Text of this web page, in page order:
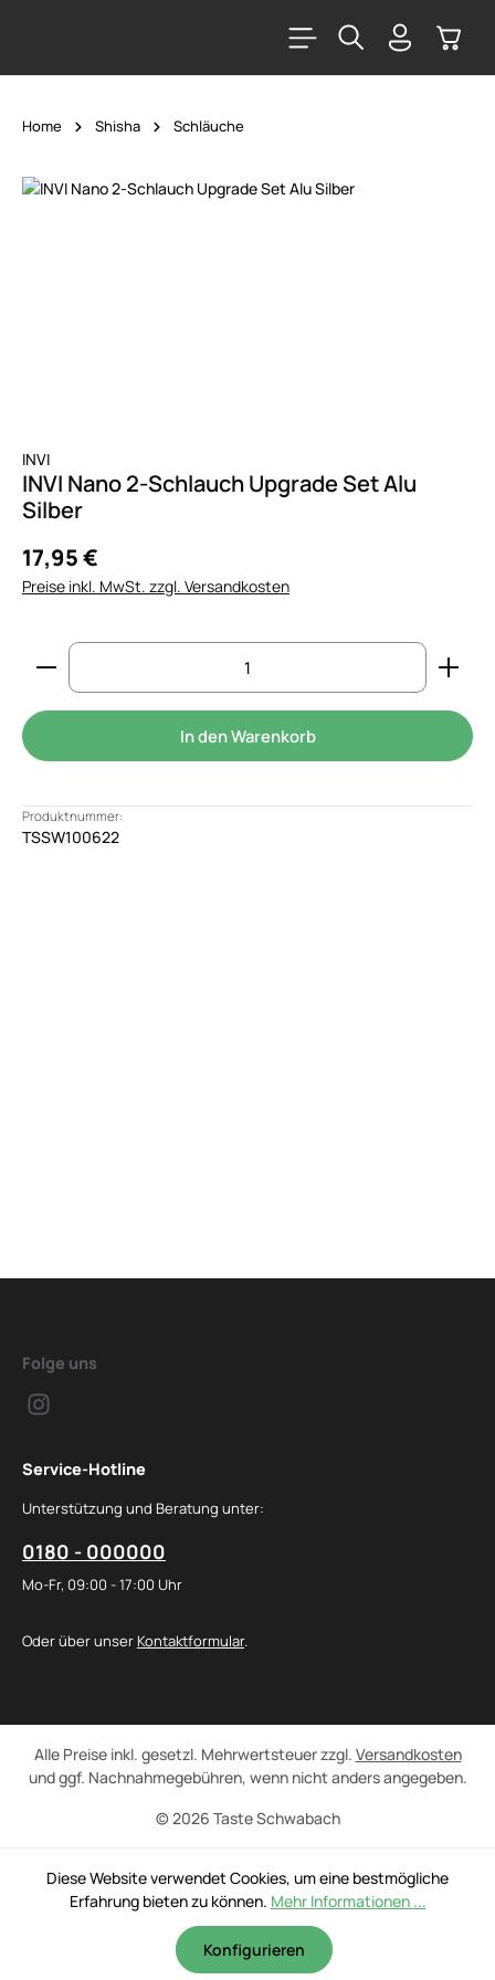
Home Shisha Schläuche
Bildergalerie überspringen
INVI
INVI Nano 2-Schlauch Upgrade Set Alu
Silber
17,95 €
Preise inkl. MwSt. zzgl. Versandkosten
Produkt Anzahl: Gib den gewünschten Wert
In den Warenkorb
Produktnummer:
TSSW100622
Folge uns
Service-Hotline
Unterstützung und Beratung unter:
0180 - 000000
Mo-Fr, 09:00 - 17:00 Uhr
Oder über unser Kontaktformular.
© 2026 Taste Schwabach
Alle Preise inkl. gesetzl. Mehrwertsteuer zzgl. Versandkosten
und ggf. Nachnahmegebühren, wenn nicht anders angegeben.
Diese Website verwendet Cookies, um eine bestmögliche
Erfahrung bieten zu können. Mehr Informationen ...
Konfigurieren